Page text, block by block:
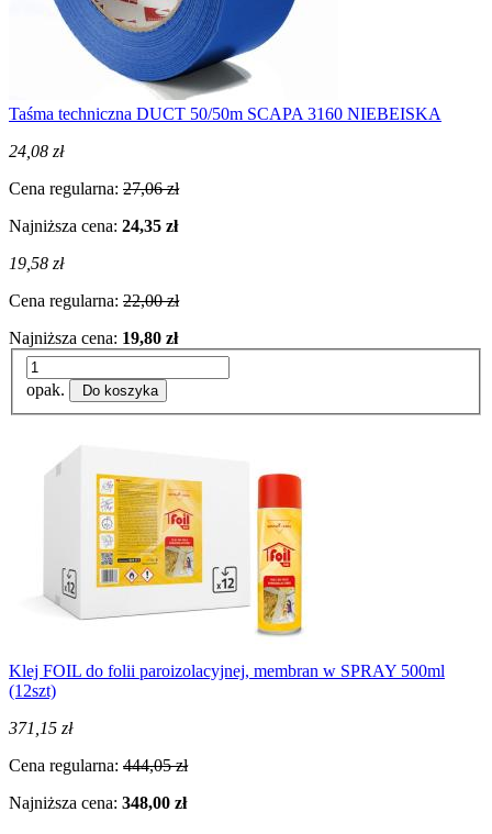
Taśma techniczna DUCT 50/50m SCAPA 3160 NIEBEISKA
24,08 zł
Cena regularna: 27,06 zł
Najniższa cena: 24,35 zł
19,58 zł
Cena regularna: 22,00 zł
Najniższa cena: 19,80 zł
opak. Do koszyka
Klej FOIL do folii paroizolacyjnej, membran w SPRAY 500ml
(12szt)
371,15 zł
Cena regularna: 444,05 zł
Najniższa cena: 348,00 zł